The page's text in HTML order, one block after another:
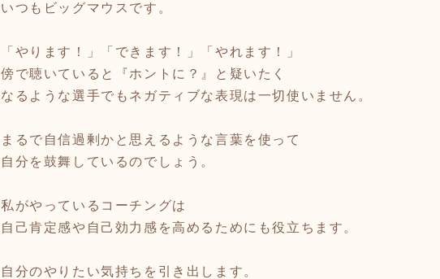
いつもビッグマウスです。
「やります！」「できます！」「やれます！」
傍で聴いていると『ホントに？』と疑いたく
なるような選手でもネガティブな表現は一切使いません。
まるで自信過剰かと思えるような言葉を使って
自分を鼓舞しているのでしょう。
私がやっているコーチングは
自己肯定感や自己効力感を高めるためにも役立ちます。
自分のやりたい気持ちを引き出します。